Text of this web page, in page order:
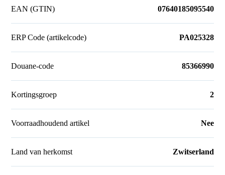
EAN (GTIN) 07640185095540
ERP Code (artikelcode) PA025328
Douane-code 85366990
Kortingsgroep 2
Voorraadhoudend artikel Nee
Land van herkomst Zwitserland